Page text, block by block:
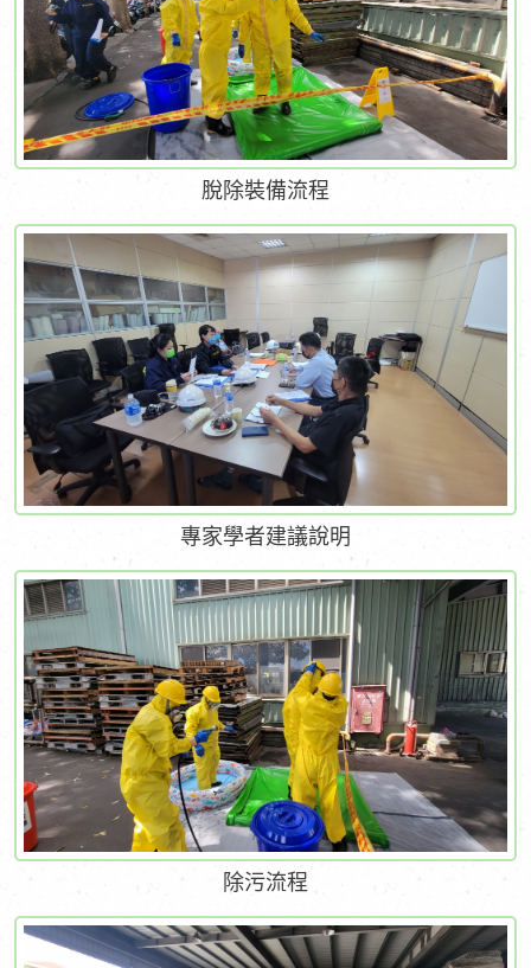
脫除裝備流程
專家學者建議說明
除污流程